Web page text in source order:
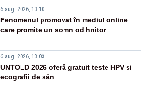
6 aug. 2026, 13:10
Fenomenul promovat în mediul online
care promite un somn odihnitor
6 aug. 2026, 13:03
UNTOLD 2026 oferă gratuit teste HPV și
ecografii de sân